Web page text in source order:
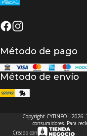
Método de pago
Método de envío
Copyright CYTINFO - 2026.
consumidores. Para
Creado con